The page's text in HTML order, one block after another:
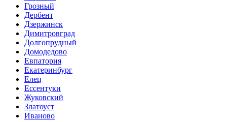
Грозный
Дербент
Дзержинск
Димитровград
Долгопрудный
Домодедово
Евпатория
Екатеринбург
Елец
Ессентуки
Жуковский
Златоуст
Иваново